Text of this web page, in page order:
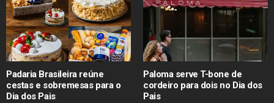
Padaria Brasileira reúne
cestas e sobremesas para o
Dia dos Pais
Paloma serve T-bone de
cordeiro para dois no Dia dos
Pais